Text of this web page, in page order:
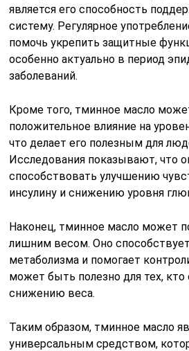
является его способность
систему. Регулярное
помочь укрепить защитные
особенно актуально в период
заболеваний.
Кроме того, тминное масло
положительное влияние на
что делает его полезным для
Исследования показывают, что
способствовать улучшению
инсулину и снижению уровня
Наконец, тминное масло может
лишним весом. Оно
метаболизма и помогает
может быть полезно для тех, кто
снижению веса.
Таким образом, тминное масло
универсальным средством,